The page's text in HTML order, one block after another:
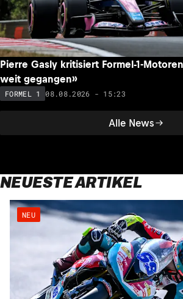
Alle News
Pierre Gasly kritisiert Formel-1-
weit gegangen»
FORMEL 1 08.08.2026 - 15:23
NEUESTE ARTIKEL
NEU